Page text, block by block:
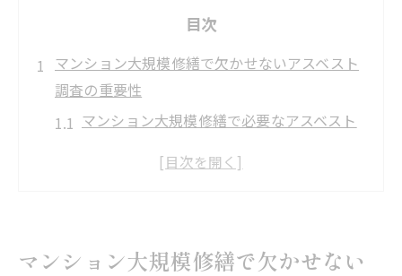
目次
マンション大規模修繕で欠かせないアスベスト
調査の重要性
マンション大規模修繕で必要なアスベスト
大規模修繕前に知るべきアスベスト問題点
マンション大規模修繕とアスベストリスク
マンション大規模修繕で欠かせない